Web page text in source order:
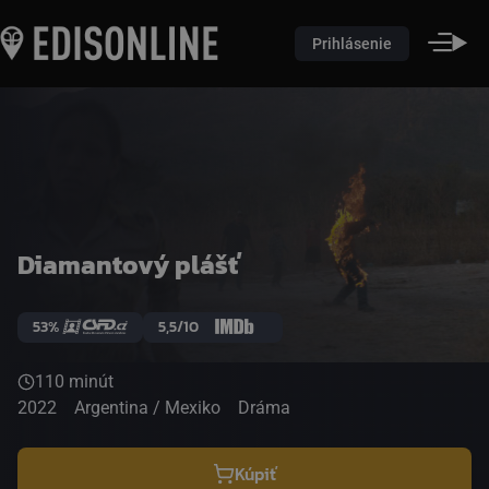
Prihlásenie
Diamantový plášť
53% 5,5/10
110 minút
2022
Argentina / Mexiko Dráma
Kúpiť